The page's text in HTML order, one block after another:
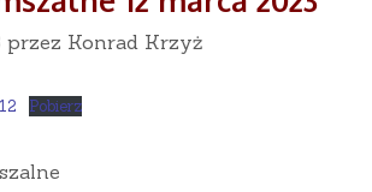
przez Konrad Krzyż
Pobierz